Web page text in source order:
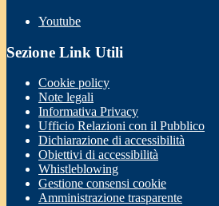
Youtube
Sezione Link Utili
Cookie policy
Note legali
Informativa Privacy
Ufficio Relazioni con il Pubblico
Dichiarazione di accessibilità
Obiettivi di accessibilità
Whistleblowing
Gestione consensi cookie
Amministrazione trasparente